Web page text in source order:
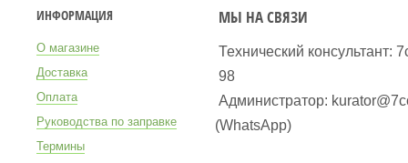
ИНФОРМАЦИЯ
О магазине
Доставка
Оплата
Руководства по заправке
Термины
МЫ НА СВЯЗИ
Технический консультант:
98
Администратор:
(WhatsApp)